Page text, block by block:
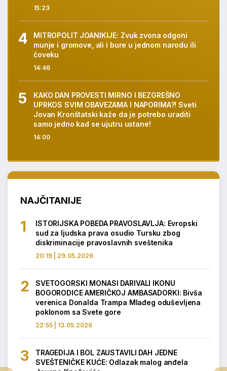
15:23
14:46
MITROPOLIT JOANIKIJE: Zvuk zvona odgoni
munje i gromove, ali i bure u jednom narodu ili
čoveku
14:00
KAKO DAN PROVESTI MIRNO I BEZGREŠNO
UPRKOS SVIM OBAVEZAMA I NAPORIMA?! Sveti
Jovan Kronštatski kaže da je potrebo uraditi
samo jedno kad se ujutru ustane!
NAJČITANIJE
20:19 | 29.05.2026
ISTORIJSKA POBEDA PRAVOSLAVLJA: Evropski
sud za ljudska prava osudio Tursku zbog
diskriminacije pravoslavnih sveštenika
22:55 | 13.05.2026
SVETOGORSKI MONASI DARIVALI IKONU
BOGORODICE AMERIČKOJ AMBASADORKI: Bivša
verenica Donalda Trampa Mlađeg oduševljena
poklonom sa Svete gore
TRAGEDIJA I BOL ZAUSTAVILI DAH JEDNE
SVEŠTENIČKE KUĆE: Odlazak malog anđela